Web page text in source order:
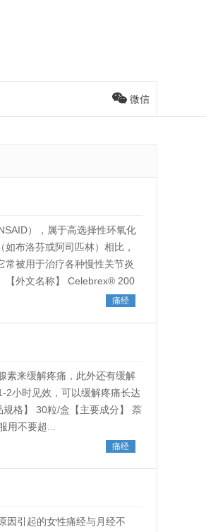
微信
），属于高选择性环氧化
布洛芬或阿司匹林）相比，
常被用于治疗各种慢性关节炎
【外文名称】 Celebrex® 200
痛经
来缓解疼痛，此外还有缓解
2小时见效，可以缓解疼痛长达
格】 30粒/盒【主要成分】 萘
不要超...
痛经
引起的女性痛经与月经不